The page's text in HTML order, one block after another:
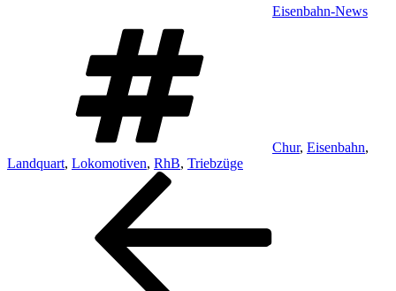
Eisenbahn-News
Chur, Eisenbahn,
Landquart, Lokomotiven, RhB, Triebzüge
Beitragsnavigation